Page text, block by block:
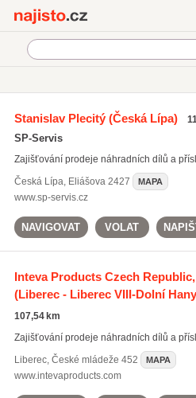
Náhradní díly pro nákladní a užitkové
On-line prodej náhradních dílů pro
Stanislav Plecitý(Česká Lípa)
SP-Servis
Zajišťování prodeje náhradních dílů a
Česká Lípa, Eliášova 2427 MAPA
www.sp-servis.cz
NAVIGOVAT VOLAT
Inteva Products Czech
(Liberec - Liberec VIII-Dolní
107,54 km
Zajišťování prodeje náhradních dílů a
Liberec, České mládeže 452 MAPA
www.intevaproducts.com